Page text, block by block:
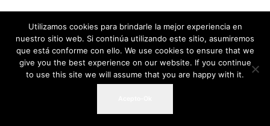
Utilizamos cookies para brindarle la mejor experiencia en
nuestro sitio web. Si continúa utilizando este sitio, asumiremos
que está conforme con ello. We use cookies to ensure that we
give you the best experience on our website. If you continue
to use this site we will assume that you are happy with it.